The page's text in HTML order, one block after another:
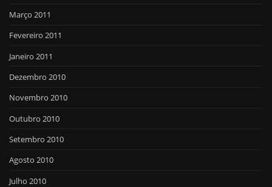
Março 2011
Fevereiro 2011
Janeiro 2011
Dezembro 2010
Novembro 2010
Outubro 2010
Setembro 2010
Agosto 2010
Julho 2010